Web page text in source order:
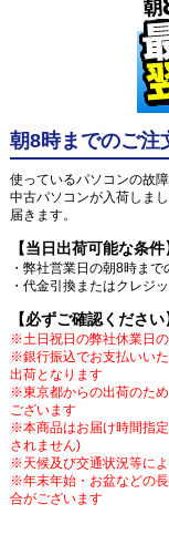
朝8時までのご
使っているパソコンの故
中古パソコンが入荷しま
届きます。
【当日出荷可能な条件
・弊社営業日の朝8時ま
・代金引換またはクレジ
【必ずご確認ください
※土日祝日の弊社休業日
※銀行振込でお支払いい
出荷となります
※東京都からの出荷のた
ございます
※本商品はお届け時間指
されません)
※天候及び交通状況等に
※年末年始・お盆などの
合がございます